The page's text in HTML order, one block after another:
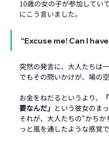
10歳の女の子が参加してい
にこう言いました。
“Excuse me! Can I
突然の発言に、大人たちは
でもその問いかけが、場の
お金をねだるというより、
要なんだ」 という彼女のま
それが、大人たちの“かち
っと風を通したような感覚で